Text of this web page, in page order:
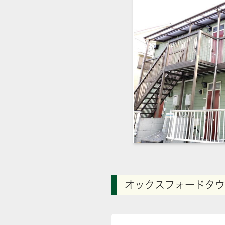
オックスフォードタ